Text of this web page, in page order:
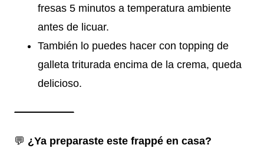
fresas 5 minutos a temperatura ambiente
antes de licuar.
También lo puedes hacer con topping de
galleta triturada encima de la crema, queda
delicioso.
💬 ¿Ya preparaste este frappé en casa?